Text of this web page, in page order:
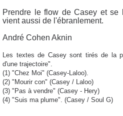
Prendre le flow de Casey et se
vient aussi de l'ébranlement.
André Cohen Aknin
Les textes de Casey sont tirés de la
d'une trajectoire".
(1) "Chez Moi" (Casey-Laloo).
(2) "Mourir con" (Casey / Laloo)
(3) "Pas à vendre" (Casey - Hery)
(4) "Suis ma plume". (Casey / Soul G)